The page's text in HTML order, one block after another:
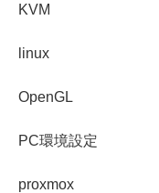
KVM
linux
OpenGL
PC環境設定
proxmox